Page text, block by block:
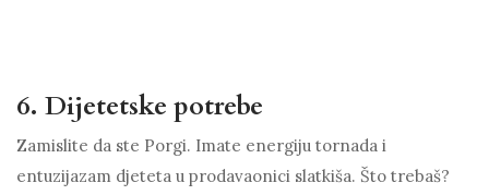
6. Dijetetske potrebe
Zamislite da ste Porgi. Imate energiju tornada i
entuzijazam djeteta u prodavaonici slatkiša. Što trebaš?